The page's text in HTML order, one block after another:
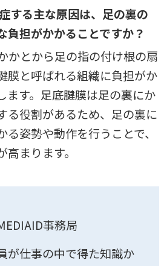
する主な原因は、足の裏の
負担がかかることですか？
かとから足の指の付け根の扇
膜と呼ばれる組織に負担がか
ます。足底腱膜は足の裏にか
る役割があるため、足の裏に
る姿勢や動作を行うことで、
まります。
事務局
が仕事の中で得た知識か